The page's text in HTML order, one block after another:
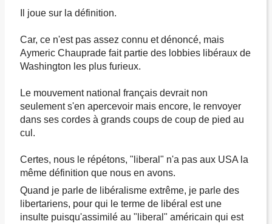
Il joue sur la définition.
Car, ce n'est pas assez connu et dénoncé, mais
Aymeric Chauprade fait partie des lobbies libéraux de
Washington les plus furieux.
Le mouvement national français devrait non
seulement s'en apercevoir mais encore, le renvoyer
dans ses cordes à grands coups de coup de pied au
cul.
Certes, nous le répétons, "liberal" n'a pas aux USA la
même définition que nous en avons.
Quand je parle de libéralisme extrême, je parle des
libertariens, pour qui le terme de libéral est une
insulte puisqu'assimilé au "liberal" américain qui est